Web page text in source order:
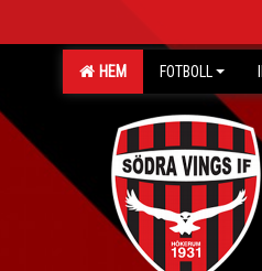
HEM FOTBOLL